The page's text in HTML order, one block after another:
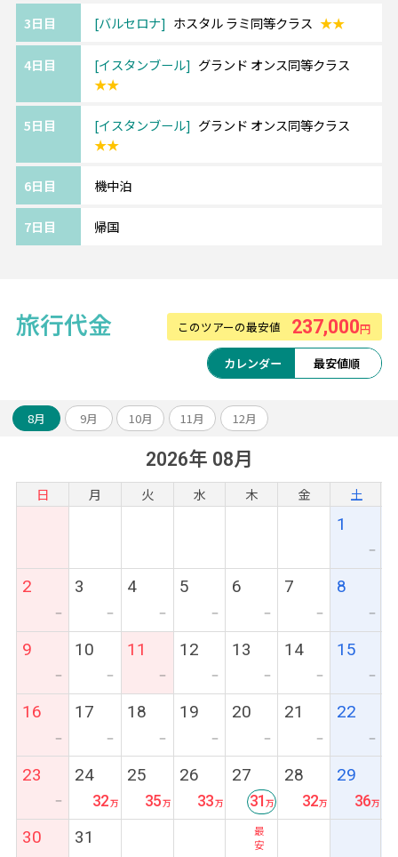
受賞歴のある機内食や、長時間のフライトに
トルコはもちろん、ヨーロッパ行きの路線が
《ツアーアレンジが得意です！》
更、
追加料金にて移動・観光に便利な中心エリア
へのグレードアップや
ホテルアレンジも可能です。
3日目 バルセロナ ホスタル ラミ同等クラス ★★
4日目 イスタンブール
グランド オンス同等クラス
★★
5日目 イスタンブール
グランド オンス同等クラス
★★
6日目 機中泊
7日目 帰国
旅行代金 このツアーの最安値 237,000円
カレンダー 最安値順
8月 9月 10月 11月 12月
2026年 08月
日 月 火 水 木 金 土
1
ー
2
ー
3
ー
4
ー
5
ー
6
ー
7
ー
8
ー
9
ー
10
ー
11
ー
12
ー
13
ー
14
ー
15
ー
16
ー
17
ー
18
ー
19
ー
20
ー
21
ー
22
ー
23
ー
24
32
25
35
26
33
27
最
安
31
28
32
29
36
30 31